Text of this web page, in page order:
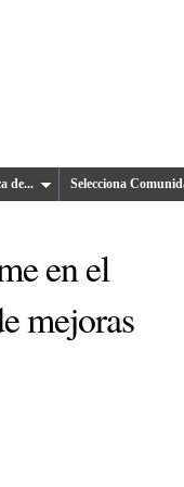
de... Selecciona
en el
mejoras